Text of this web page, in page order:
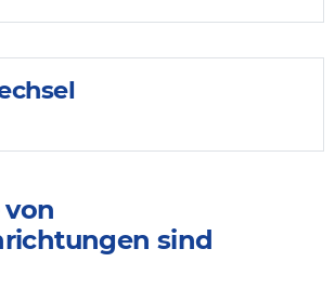
von
sind